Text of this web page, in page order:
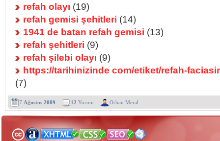
refah olayı (19)
refah gemisi şehitleri (14)
1941 de batan refah gemisi (13)
refah şehitleri (9)
refah şilebi olayı (9)
https://tarihinizinde com/etiket/refah-
(7)
7 Ağustos 2009 12 Yorum Orhan Meral